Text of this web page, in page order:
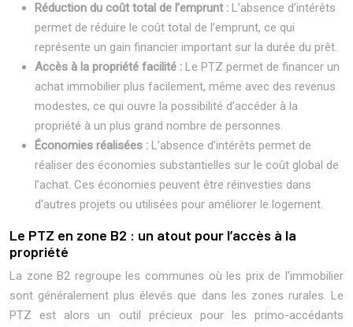
Réduction du coût total de l’emprunt : L’absence d’intérêts
permet de réduire le coût total de l’emprunt, ce qui
représente un gain financier important sur la durée du prêt.
Accès à la propriété facilité : Le PTZ permet de financer un
achat immobilier plus facilement, même avec des revenus
modestes, ce qui ouvre la possibilité d’accéder à la
propriété à un plus grand nombre de personnes.
Économies réalisées : L’absence d’intérêts permet de
réaliser des économies substantielles sur le coût global de
l’achat. Ces économies peuvent être réinvesties dans
d’autres projets ou utilisées pour améliorer le logement.
Le PTZ en zone B2 : un atout pour l’accès à la
propriété
La zone B2 regroupe les communes où les prix de l’immobilier
sont généralement plus élevés que dans les zones rurales. Le
PTZ est alors un outil précieux pour les primo-accédants